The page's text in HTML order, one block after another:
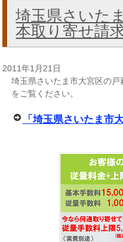
埼玉県さいた
本取り寄せ請
2011年1月21日
埼玉県さいたま市大宮区の
をご覧ください。
「埼玉県さいたま市